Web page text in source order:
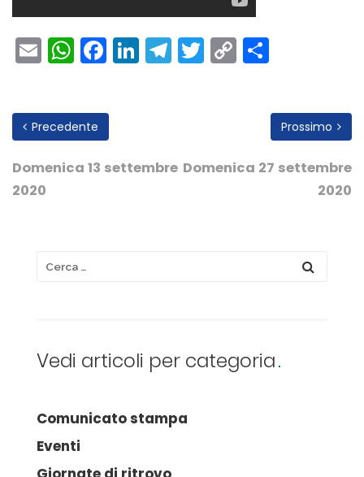
EmailWhatsApp
Facebook
LinkedIn
Telegram
Twitter
Copy
Link
Precedente
Domenica 13 settembre
2020
Prossimo
Domenica 27 settembre
2020
Vedi articoli per categoria
Comunicato stampa
Eventi